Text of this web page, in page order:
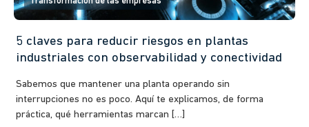
5 claves para reducir riesgos en plantas
industriales con observabilidad y conectividad
Sabemos que mantener una planta operando sin
interrupciones no es poco. Aquí te explicamos, de forma
práctica, qué herramientas marcan […]